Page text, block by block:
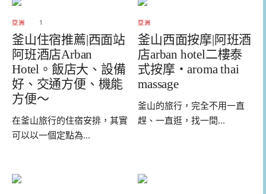
亞洲 1
釜山住宿推薦|西面站
阿班酒店Arban
Hotel。飯店大、設備
好、交通方便、機能
方便～
在釜山旅行的住宿安排，其實
可以以一個定點為...
亞洲
釜山西面按摩|阿班酒
店arban hotel二樓泰
式按摩・aroma thai
massage
釜山的旅行，完全不用一直
趕、一直逛，找一間...